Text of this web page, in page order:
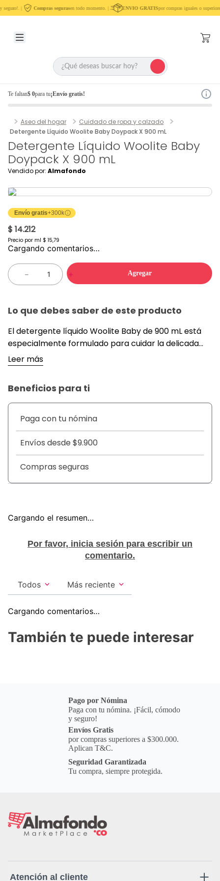
| Compras segurasen todo momento. | ENVIO GRATISpor compras iguales o
Te faltan$ 0para tu¡Envío gratis!
Aseo del hogar
Cuidado de ropa y calzado
Detergente Líquido Woolite Baby Doypack X 900 mL
Detergente Líquido Woolite Baby
Doypack X 900 mL
Vendido por: Almafondo
Envío gratis+300k
$ 14.212
Precio por ml $ 15,79
Cargando comentarios…
＋
－ Agregar
Lo que debes saber de este producto
El detergente líquido Woolite Baby de 900 mL está
especialmente formulado para cuidar la delicada
piel de los bebés y las fibras suaves. Su fórmula
hipoalergénica, libre de químicos agresivos,
irritaciones cutáneas ni dejar residuos dañinos en las
prendas. Este producto protege la elasticidad y el
color original de la ropa, manteniendo las toallas y
vestimentas infantiles tan suaves como el primer
día. Su práctico formato en doypack permite un
almacenamiento eficiente y una dosificación
sencilla, optimizando el rendimiento en cada ciclo de
lavado manual o automático.
Leer más
Beneficios para ti
Paga con tu nómina
Envíos desde $9.900
Compras seguras
Cargando el resumen…
Por favor, inicia sesión para escribir un
comentario.
Más reciente
Todos
Cargando comentarios…
También te puede interesar
Pago por Nómina
Paga con tu nómina. ¡Fácil, cómodo
y seguro!
Envíos Gratis
por compras superiores a $300.000.
Aplican T&C.
Seguridad Garantizada
Tu compra, siempre protegida.
Atención al cliente